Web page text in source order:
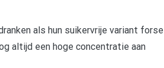
als hun suikervrije variant forse
altijd een hoge concentratie aan